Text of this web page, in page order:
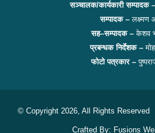
सञ्चालक/कार्यकारी सम्पादक –
सम्पादक –लक्ष्मण
सह–सम्पादक –केशव
प्रबन्धक निर्देशक –
फोटो पत्रकार –
© Copyright 2026, All Rights
Crafted By: Fusions